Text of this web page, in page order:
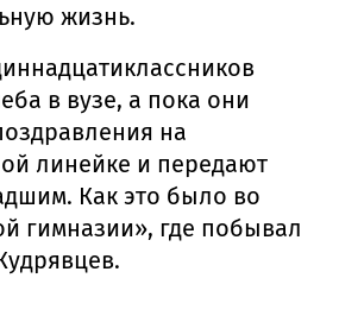
жизнь.
в вузе, а пока они
на
линейке и передают
Как это было во
гимназии», где побывал